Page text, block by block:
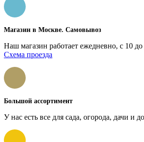
Магазин в Москве. Самовывоз
Наш магазин работает ежедневно, с 10 до
Схема проезда
Большой ассортимент
У нас есть все для сада, огорода, дачи и